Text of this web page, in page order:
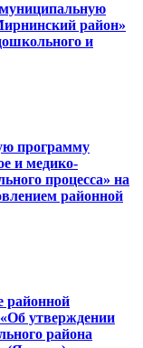
район»
и
программу
и медико-
процесса» на
районной
районной
утверждении
района